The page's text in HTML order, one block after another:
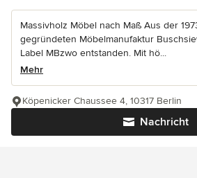
Massivholz Möbel nach Maß Aus der
gegründeten Möbelmanufaktur
Label MBzwo entstanden. Mit hö...
Mehr
Nachricht
Köpenicker Chaussee 4, 10317 Berlin